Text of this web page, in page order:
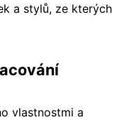
a stylů, ze kterých
vlastnostmi a